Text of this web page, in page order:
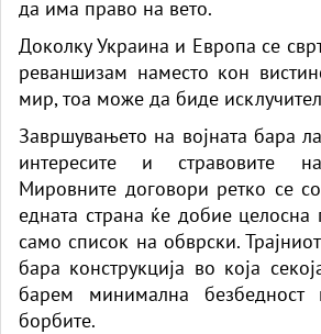
да има право на вето.
Доколку Украина и Европа се
реваншизам наместо кон
мир, тоа може да биде
Завршувањето на војната бара
интересите и стравовите
Мировните договори ретко се
едната страна ќе добие целосна
само список на обврски.
бара конструкција во која
барем минимална
борбите.